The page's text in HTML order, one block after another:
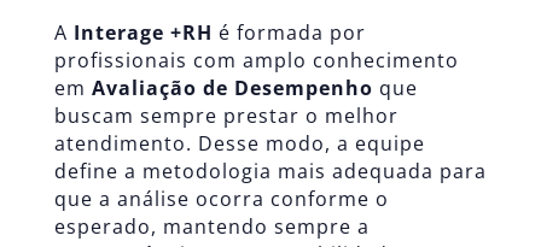
A Interage +RH é formada por
profissionais com amplo conhecimento
em Avaliação de Desempenho que
buscam sempre prestar o melhor
atendimento. Desse modo, a equipe
define a metodologia mais adequada para
que a análise ocorra conforme o
esperado, mantendo sempre a